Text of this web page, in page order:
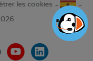
les cookies
les contrastes